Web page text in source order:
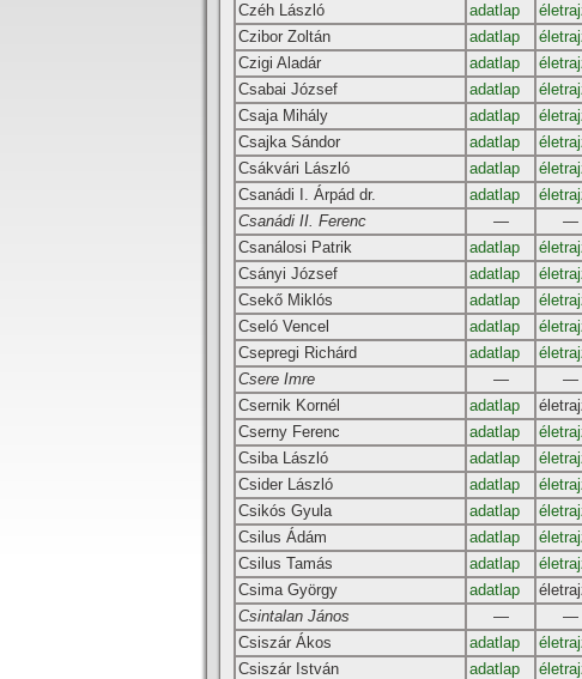
Czéh László
adatlap
Czibor Zoltán
adatlap
Czigi Aladár
adatlap
Csabai József
adatlap
Csaja Mihály
adatlap
Csajka Sándor
adatlap
Csákvári László
adatlap
Csanádi I. Árpád dr.
adatlap
Csanádi II. Ferenc
—
—
Csanálosi Patrik
adatlap
Csányi József
adatlap
Csekő Miklós
adatlap
Cseló Vencel
adatlap
Csepregi Richárd
adatlap
Csere Imre
—
—
Csernik Kornél
adatlap
Cserny Ferenc
adatlap
Csiba László
adatlap
Csider László
adatlap
Csikós Gyula
adatlap
Csilus Ádám
adatlap
Csilus Tamás
adatlap
Csima György
adatlap
Csintalan János
—
—
Csiszár Ákos
adatlap
Csiszár István
adatlap